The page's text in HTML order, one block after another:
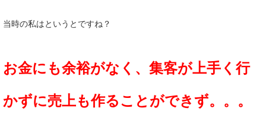
当時の私はというとですね？
お金にも余裕がなく、集客が上手く行
かずに売上も作ることができず。。。